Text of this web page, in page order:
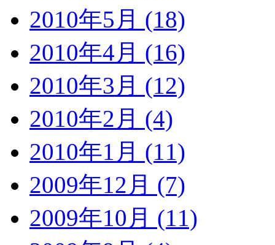
2010年5月 (18)
2010年4月 (16)
2010年3月 (12)
2010年2月 (4)
2010年1月 (11)
2009年12月 (7)
2009年10月 (11)